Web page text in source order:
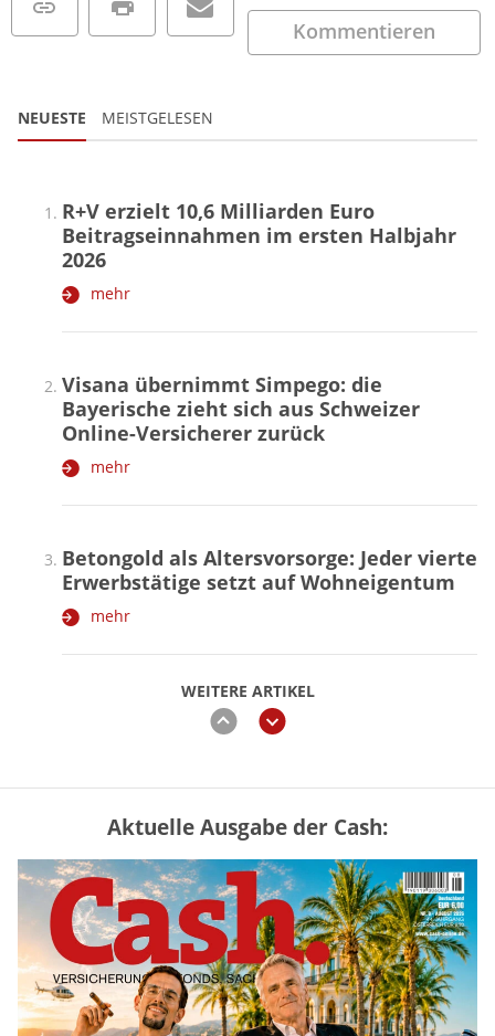
Kommentieren
NEUESTE MEISTGELESEN
WEITERE ARTIKEL
zurückweiter
R+V erzielt 10,6 Milliarden Euro
Beitragseinnahmen im ersten Halbjahr
2026
mehr
Visana übernimmt Simpego: die
Bayerische zieht sich aus Schweizer
Online-Versicherer zurück
mehr
Betongold als Altersvorsorge: Jeder vierte
Erwerbstätige setzt auf Wohneigentum
mehr
Mütterrente III Tabelle: So viel Renten-
Nachzahlung ist pro Kind möglich
mehr
„Jung kauft Alt“ 2026: Neue Förderung im
Überblick – Tabelle mit Kreditbeträgen
und Einkommensgrenzen
Aktuelle Ausgabe der Cash: